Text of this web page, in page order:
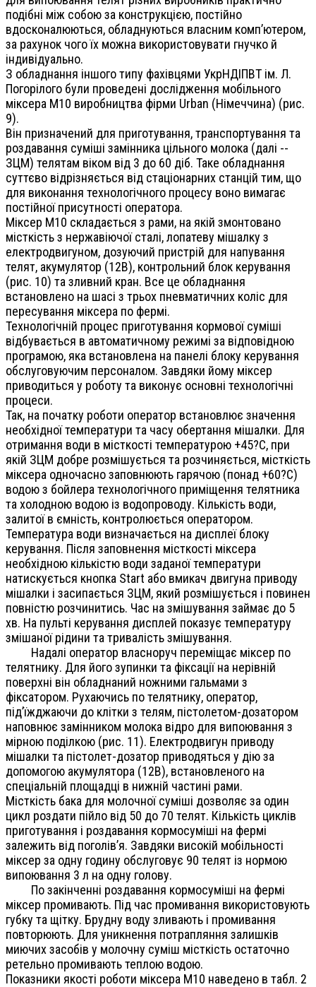
подібні між собою за конструкцією, постійно
вдосконалюються, обладнуються власним комп’ютером,
за рахунок чого їх можна використовувати гнучко й
індивідуально.
З обладнання іншого типу фахівцями УкрНДІПВТ ім. Л.
Погорілого були проведені дослідження мобільного
міксера М10 виробництва фірми Urban (Німеччина) (рис.
9).
Він призначений для приготування, транспортування та
роздавання суміші замінника цільного молока (далі --
ЗЦМ) телятам віком від 3 до 60 діб. Таке обладнання
суттєво відрізняється від стаціонарних станцій тим, що
для виконання технологічного процесу воно вимагає
постійної присутності оператора.
Міксер М10 складається з рами, на якій змонтовано
місткість з нержавіючої сталі, лопатеву мішалку з
електродвигуном, дозуючий пристрій для напування
телят, акумулятор (12В), контрольний блок керування
(рис. 10) та зливний кран. Все це обладнання
встановлено на шасі з трьох пневматичних коліс для
пересування міксера по фермі.
Технологічній процес приготування кормової суміші
відбувається в автоматичному режимі за відповідною
програмою, яка встановлена на панелі блоку керування
обслуговуючим персоналом. Завдяки йому міксер
приводиться у роботу та виконує основні технологічні
процеси.
Так, на початку роботи оператор встановлює значення
необхідної температури та часу обертання мішалки. Для
отримання води в місткості температурою +45?С, при
якій ЗЦМ добре розмішується та розчиняється, місткість
міксера одночасно заповнюють гарячою (понад +60?С)
водою з бойлера технологічного приміщення телятника
та холодною водою із водопроводу. Кількість води,
залитої в ємність, контролюється оператором.
Температура води визначається на дисплеї блоку
керування. Після заповнення місткості міксера
необхідною кількістю води заданої температури
натискується кнопка Start або вмикач двигуна приводу
мішалки і засипається ЗЦМ, який розмішується і повинен
повністю розчинитись. Час на змішування займає до 5
хв. На пульті керування дисплей показує температуру
змішаної рідини та тривалість змішування.
Надалі оператор власноруч переміщає міксер по
телятнику. Для його зупинки та фіксації на нерівній
поверхні він обладнаний ножними гальмами з
фіксатором. Рухаючись по телятнику, оператор,
під’їжджаючи до клітки з телям, пістолетом-дозатором
наповнює замінником молока відро для випоювання з
мірною поділкою (рис. 11). Електродвигун приводу
мішалки та пістолет-дозатор приводяться у дію за
допомогою акумулятора (12В), встановленого на
спеціальній площадці в нижній частині рами.
Місткість бака для молочної суміші дозволяє за один
цикл роздати пійло від 50 до 70 телят. Кількість циклів
приготування і роздавання кормосуміші на фермі
залежить від поголів’я. Завдяки високій мобільності
міксер за одну годину обслуговує 90 телят із нормою
випоювання 3 л на одну голову.
По закінченні роздавання кормосуміші на фермі
міксер промивають. Під час промивання використовують
губку та щітку. Брудну воду зливають і промивання
повторюють. Для уникнення потрапляння залишків
миючих засобів у молочну суміш місткість остаточно
ретельно промивають теплою водою.
Показники якості роботи міксера М10 наведено в табл. 2